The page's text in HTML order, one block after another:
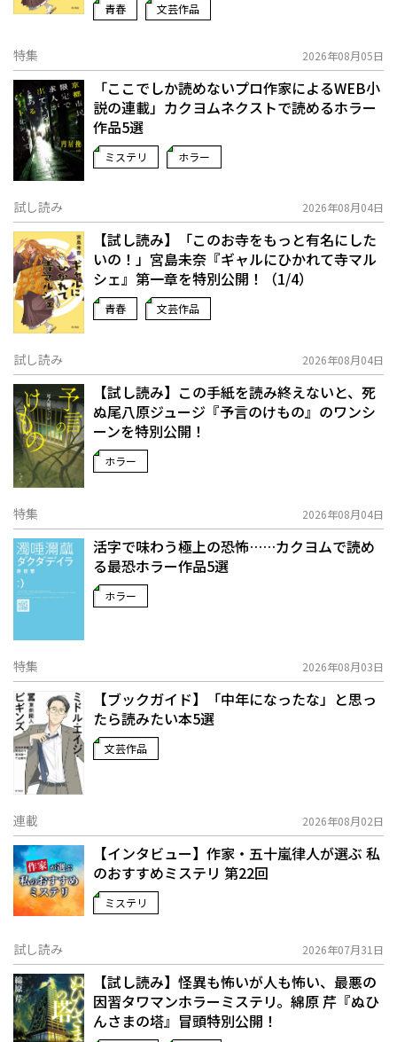
青春 文芸作品
特集 2026年08月05日
「ここでしか読めないプロ作家によるWEB小
説の連載」――カクヨムネクストで読めるホラー
作品5選
ミステリ ホラー
試し読み 2026年08月04日
【試し読み】「このお寺をもっと有名にした
いの！」宮島未奈『ギャルにひかれて寺マル
シェ』第一章を特別公開！（1/4）
青春 文芸作品
試し読み 2026年08月04日
【試し読み】この手紙を読み終えないと、死
ぬ――尾八原ジュージ『予言のけもの』のワンシ
ーンを特別公開！
ホラー
特集 2026年08月04日
活字で味わう極上の恐怖……カクヨムで読め
る最恐ホラー作品5選
ホラー
特集 2026年08月03日
【ブックガイド】「中年になったな」と思っ
たら読みたい本5選
文芸作品
連載 2026年08月02日
【インタビュー】作家・五十嵐律人が選ぶ 私
のおすすめミステリ 第22回
ミステリ
試し読み 2026年07月31日
【試し読み】怪異も怖いが人も怖い、最悪の
因習タワマンホラーミステリ。綿原 芹『ぬひ
んさまの塔』冒頭特別公開！